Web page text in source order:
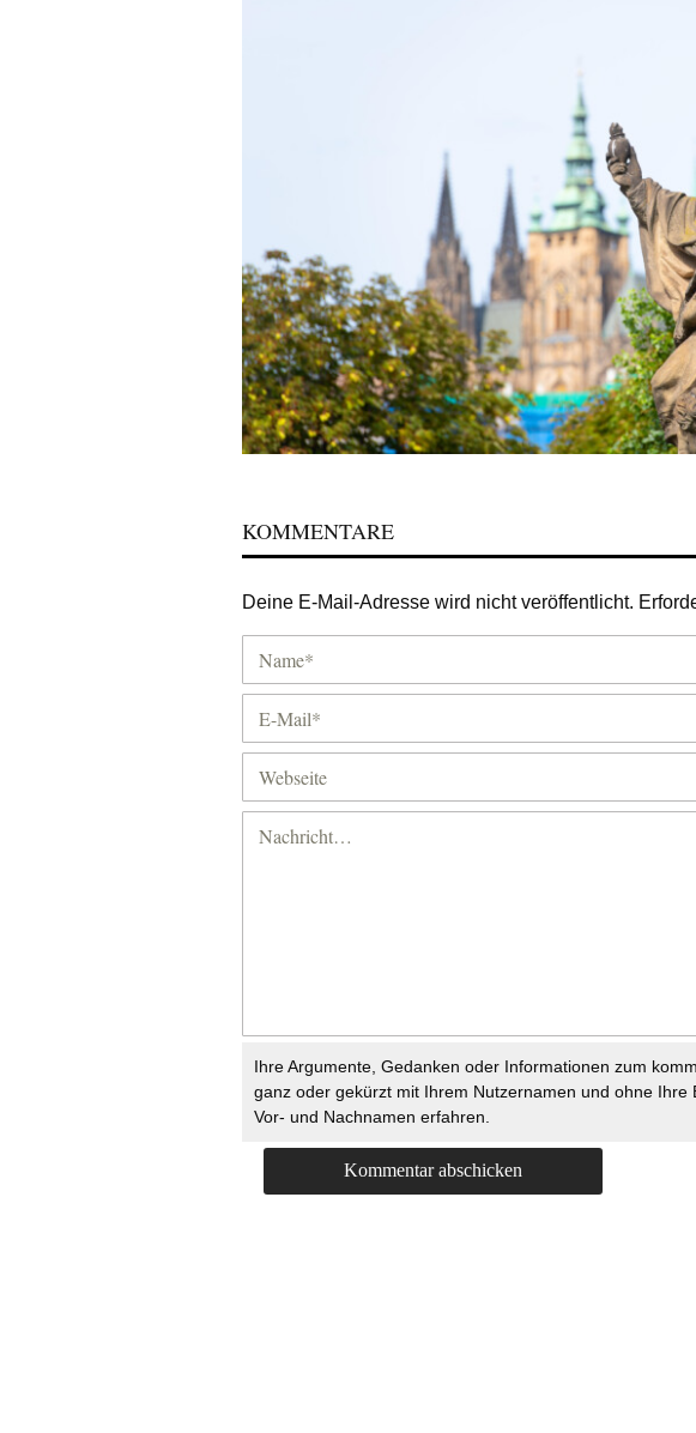
KOMMENTARE
Deine E-Mail-Adresse wird nicht veröffentlicht.
Ihre Argumente, Gedanken oder Informationen zum
ganz oder gekürzt mit Ihrem Nutzernamen und ohne Ihre
Vor- und Nachnamen erfahren.